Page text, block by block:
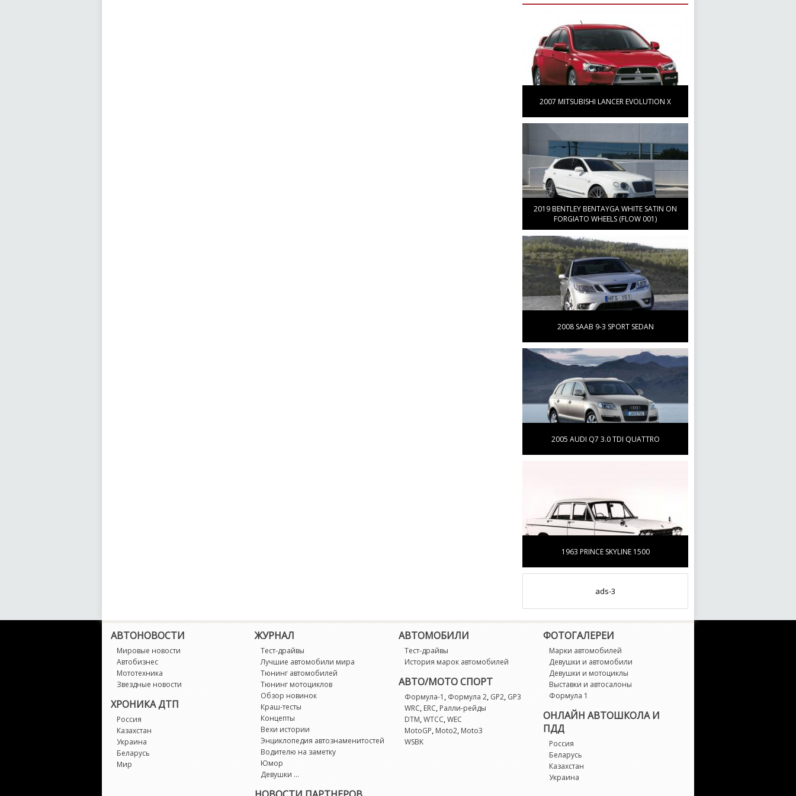
2007 MITSUBISHI LANCER EVOLUTION X
2019 BENTLEY BENTAYGA WHITE SATIN ON
FORGIATO WHEELS (FLOW 001)
2008 SAAB 9-3 SPORT SEDAN
2005 AUDI Q7 3.0 TDI QUATTRO
1963 PRINCE SKYLINE 1500
ads-3
АВТОНОВОСТИ
Мировые новости
Автобизнес
Мототехника
Звездные новости
ХРОНИКА ДТП
Россия
Казахстан
Украина
Беларусь
Мир
ЖУРНАЛ
Тест-драйвы
Лучшие автомобили мира
Тюнинг автомобилей
Тюнинг мотоциклов
Обзор новинок
Краш-тесты
Концепты
Вехи истории
Энциклопедия автознаменитостей
Водителю на заметку
Юмор
Девушки ...
АВТОМОБИЛИ
Тест-драйвы
История марок автомобилей
АВТО/МОТО СПОРТ
Формула-1 , Формула 2, GP2, GP3
WRC,ERC,Ралли-рейды
DTM,WTCC,WEC
MotoGP,Moto2,Moto3
WSBK
ФОТОГАЛЕРЕИ
Марки автомобилей
Девушки и автомобили
Девушки и мотоциклы
Выставки и автосалоны
Формула 1
ОНЛАЙН АВТОШКОЛА И
ПДД
Россия
Беларусь
Казахстан
Украина